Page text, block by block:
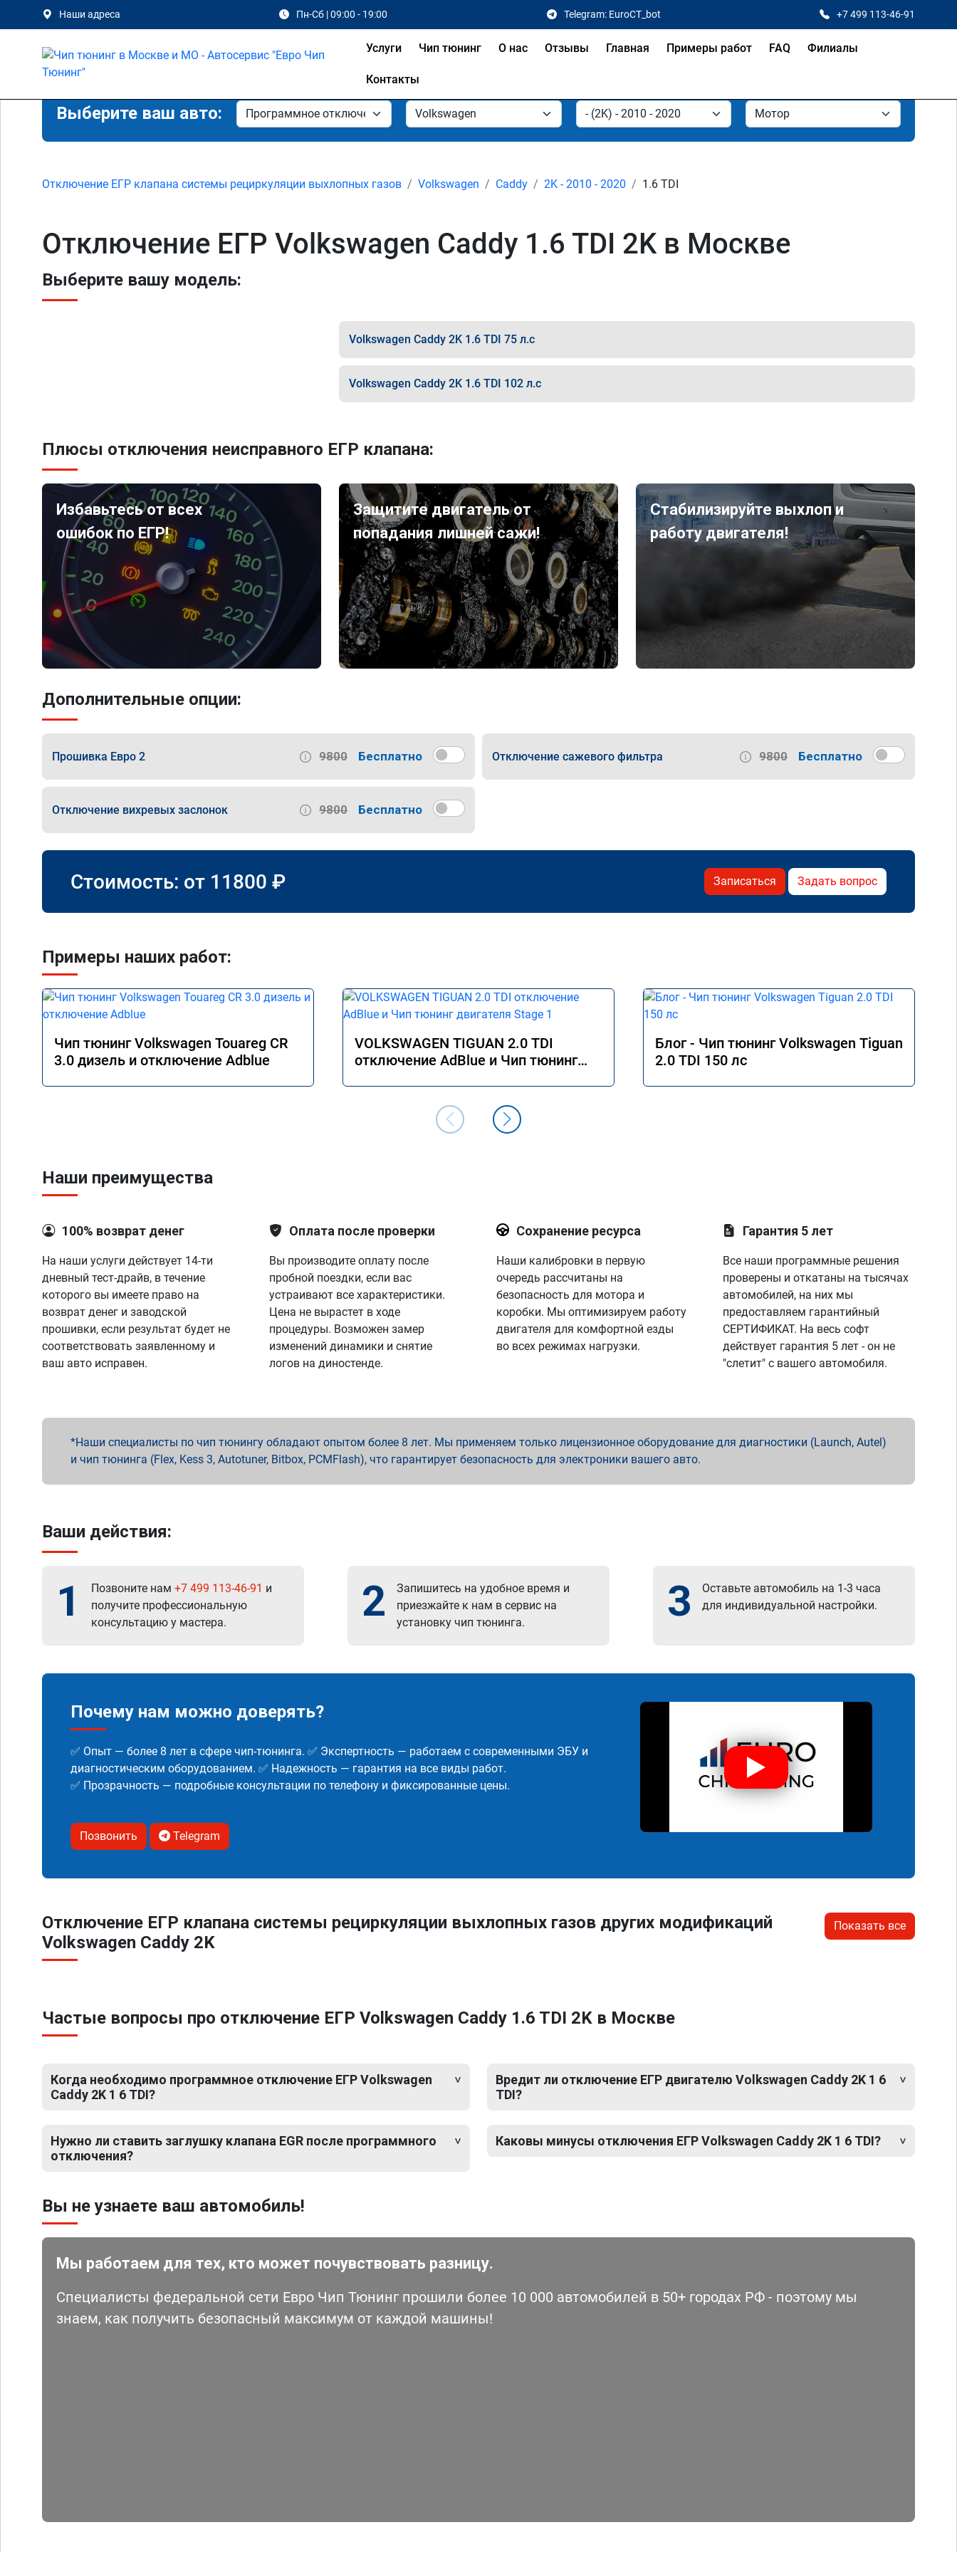
Наши адреса Пн-Сб | 09:00 - 19:00 Telegram: EuroCT_bot +7 499 113-46-91
Услуги Чип тюнинг О нас Отзывы Главная Примеры работ FAQ Филиалы
Контакты
Выберите ваш авто:
Отключение ЕГР клапана системы рециркуляции выхлопных газов Volkswagen Caddy 2K - 2010 - 2020 1.6 TDI
Отключение ЕГР Volkswagen Caddy 1.6 TDI 2K в Москве
Выберите вашу модель:
Volkswagen Caddy 2K 1.6 TDI 75 л.с
Volkswagen Caddy 2K 1.6 TDI 102 л.с
Плюсы отключения неисправного ЕГР клапана:
Избавьтесь от всех
ошибок по ЕГР!
Защитите двигатель от
попадания лишней сажи!
Стабилизируйте выхлоп и
работу двигателя!
Дополнительные опции:
Прошивка Евро 2 9800 Бесплатно Отключение сажевого фильтра 9800 Бесплатно
Отключение вихревых заслонок 9800 Бесплатно
Стоимость: от 11800 ₽ Записаться Задать вопрос
Примеры наших работ:
Чип тюнинг Volkswagen Touareg CR
3.0 дизель и отключение Adblue
VOLKSWAGEN TIGUAN 2.0 TDI
отключение AdBlue и Чип тюнинг
Блог - Чип тюнинг Volkswagen Tiguan
2.0 TDI 150 лс
Наши преимущества
100% возврат денег
На наши услуги действует 14-ти
дневный тест-драйв, в течение
которого вы имеете право на
возврат денег и заводской
прошивки, если результат будет не
соответствовать заявленному и
ваш авто исправен.
Оплата после проверки
Вы производите оплату после
пробной поездки, если вас
устраивают все характеристики.
Цена не вырастет в ходе
процедуры. Возможен замер
изменений динамики и снятие
логов на диностенде.
Сохранение ресурса
Наши калибровки в первую
очередь рассчитаны на
безопасность для мотора и
коробки. Мы оптимизируем работу
двигателя для комфортной езды
во всех режимах нагрузки.
Гарантия 5 лет
Все наши программные решения
проверены и откатаны на тысячах
автомобилей, на них мы
предоставляем гарантийный
СЕРТИФИКАТ. На весь софт
действует гарантия 5 лет - он не
"слетит" с вашего автомобиля.
Наши специалисты по чип тюнингу обладают опытом более 8 лет. Мы применяем только лицензионное оборудование для диагностики (Launch, Autel)
и чип тюнинга (Flex, Kess 3, Autotuner, Bitbox, PCMFlash), что гарантирует безопасность для электроники вашего авто.
Ваши действия:
1 Позвоните нам +7 499 113-46-91 и
получите профессиональную
консультацию у мастера.
2
Запишитесь на удобное время и
приезжайте к нам в сервис на
установку чип тюнинга.
3
Оставьте автомобиль на 1-3 часа
для индивидуальной настройки.
Почему нам можно доверять?
✅ Опыт — более 8 лет в сфере чип-тюнинга. ✅ Экспертность — работаем с современными ЭБУ и
диагностическим оборудованием. ✅ Надежность — гарантия на все виды работ.
✅ Прозрачность — подробные консультации по телефону и фиксированные цены.
Позвонить Telegram
Отключение ЕГР клапана системы рециркуляции выхлопных газов других модификаций
Volkswagen Caddy 2K
Показать все
Частые вопросы про отключение ЕГР Volkswagen Caddy 1.6 TDI 2K в Москве
Когда необходимо программное отключение ЕГР Volkswagen
Caddy 2K 1 6 TDI?
Нужно ли ставить заглушку клапана EGR после программного
отключения?
Вредит ли отключение ЕГР двигателю Volkswagen Caddy 2K 1 6
TDI?
Каковы минусы отключения ЕГР Volkswagen Caddy 2K 1 6 TDI?
Вы не узнаете ваш автомобиль!
Мы работаем для тех, кто может почувствовать разницу.
Специалисты федеральной сети Евро Чип Тюнинг прошили более 10 000 автомобилей в 50+ городах РФ - поэтому мы
знаем, как получить безопасный максимум от каждой машины!